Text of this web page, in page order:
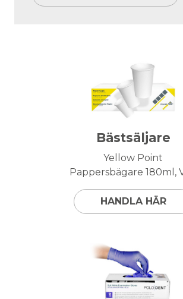
Bästsäljare
Yellow Point
Pappersbägare 180ml,
HANDLA HÄR